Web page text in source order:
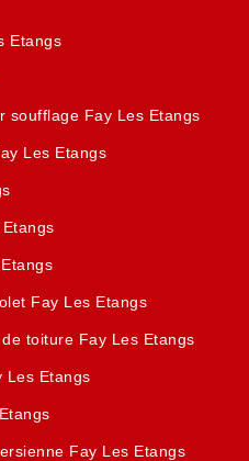
Etangs
soufflage Fay Les Etangs
Les Etangs
Fay Les Etangs
toiture Fay Les Etangs
Les Etangs
Fay Les Etangs